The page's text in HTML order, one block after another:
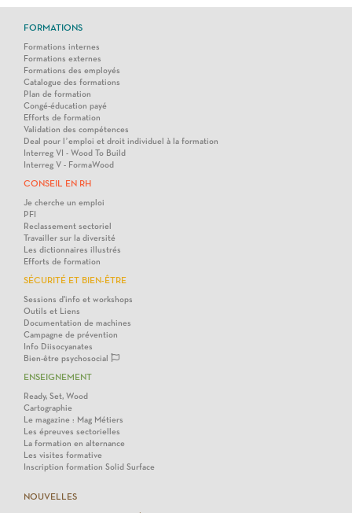
FORMATIONS
Formations internes
Formations externes
Formations des employés
Catalogue des formations
Plan de formation
Congé-éducation payé
Efforts de formation
Validation des compétences
Deal pour l’emploi et droit individuel à la formation
Interreg VI - Wood To Build
Interreg V - FormaWood
CONSEIL EN RH
Je cherche un emploi
PFI
Reclassement sectoriel
Travailler sur la diversité
Les dictionnaires illustrés
Efforts de formation
SÉCURITÉ ET BIEN-ÊTRE
Sessions d'info et workshops
Outils et Liens
Documentation de machines
Campagne de prévention
Info Diisocyanates
Bien-être psychosocial
ENSEIGNEMENT
Ready, Set, Wood
Cartographie
Le magazine : Mag Métiers
Les épreuves sectorielles
La formation en alternance
Les visites formative
Inscription formation Solid Surface
NOUVELLES